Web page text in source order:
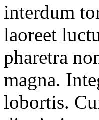
interdum
laoreet
pharetra
magna.
lobortis.